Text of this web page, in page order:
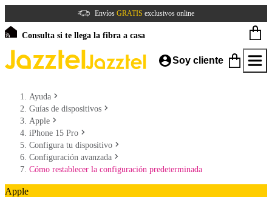
Envíos GRATIS exclusivos online
Consulta si te llega la fibra a casa
Soy cliente
Ayuda
Guías de dispositivos
Apple
iPhone 15 Pro
Configura tu dispositivo
Configuración avanzada
Cómo restablecer la configuración predeterminada
Apple